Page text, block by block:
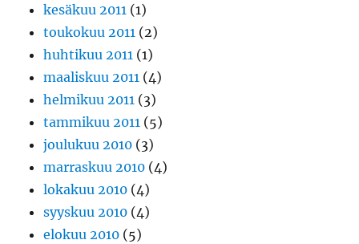
kesäkuu 2011 (1)
toukokuu 2011 (2)
huhtikuu 2011 (1)
maaliskuu 2011 (4)
helmikuu 2011 (3)
tammikuu 2011 (5)
joulukuu 2010 (3)
marraskuu 2010 (4)
lokakuu 2010 (4)
syyskuu 2010 (4)
elokuu 2010 (5)